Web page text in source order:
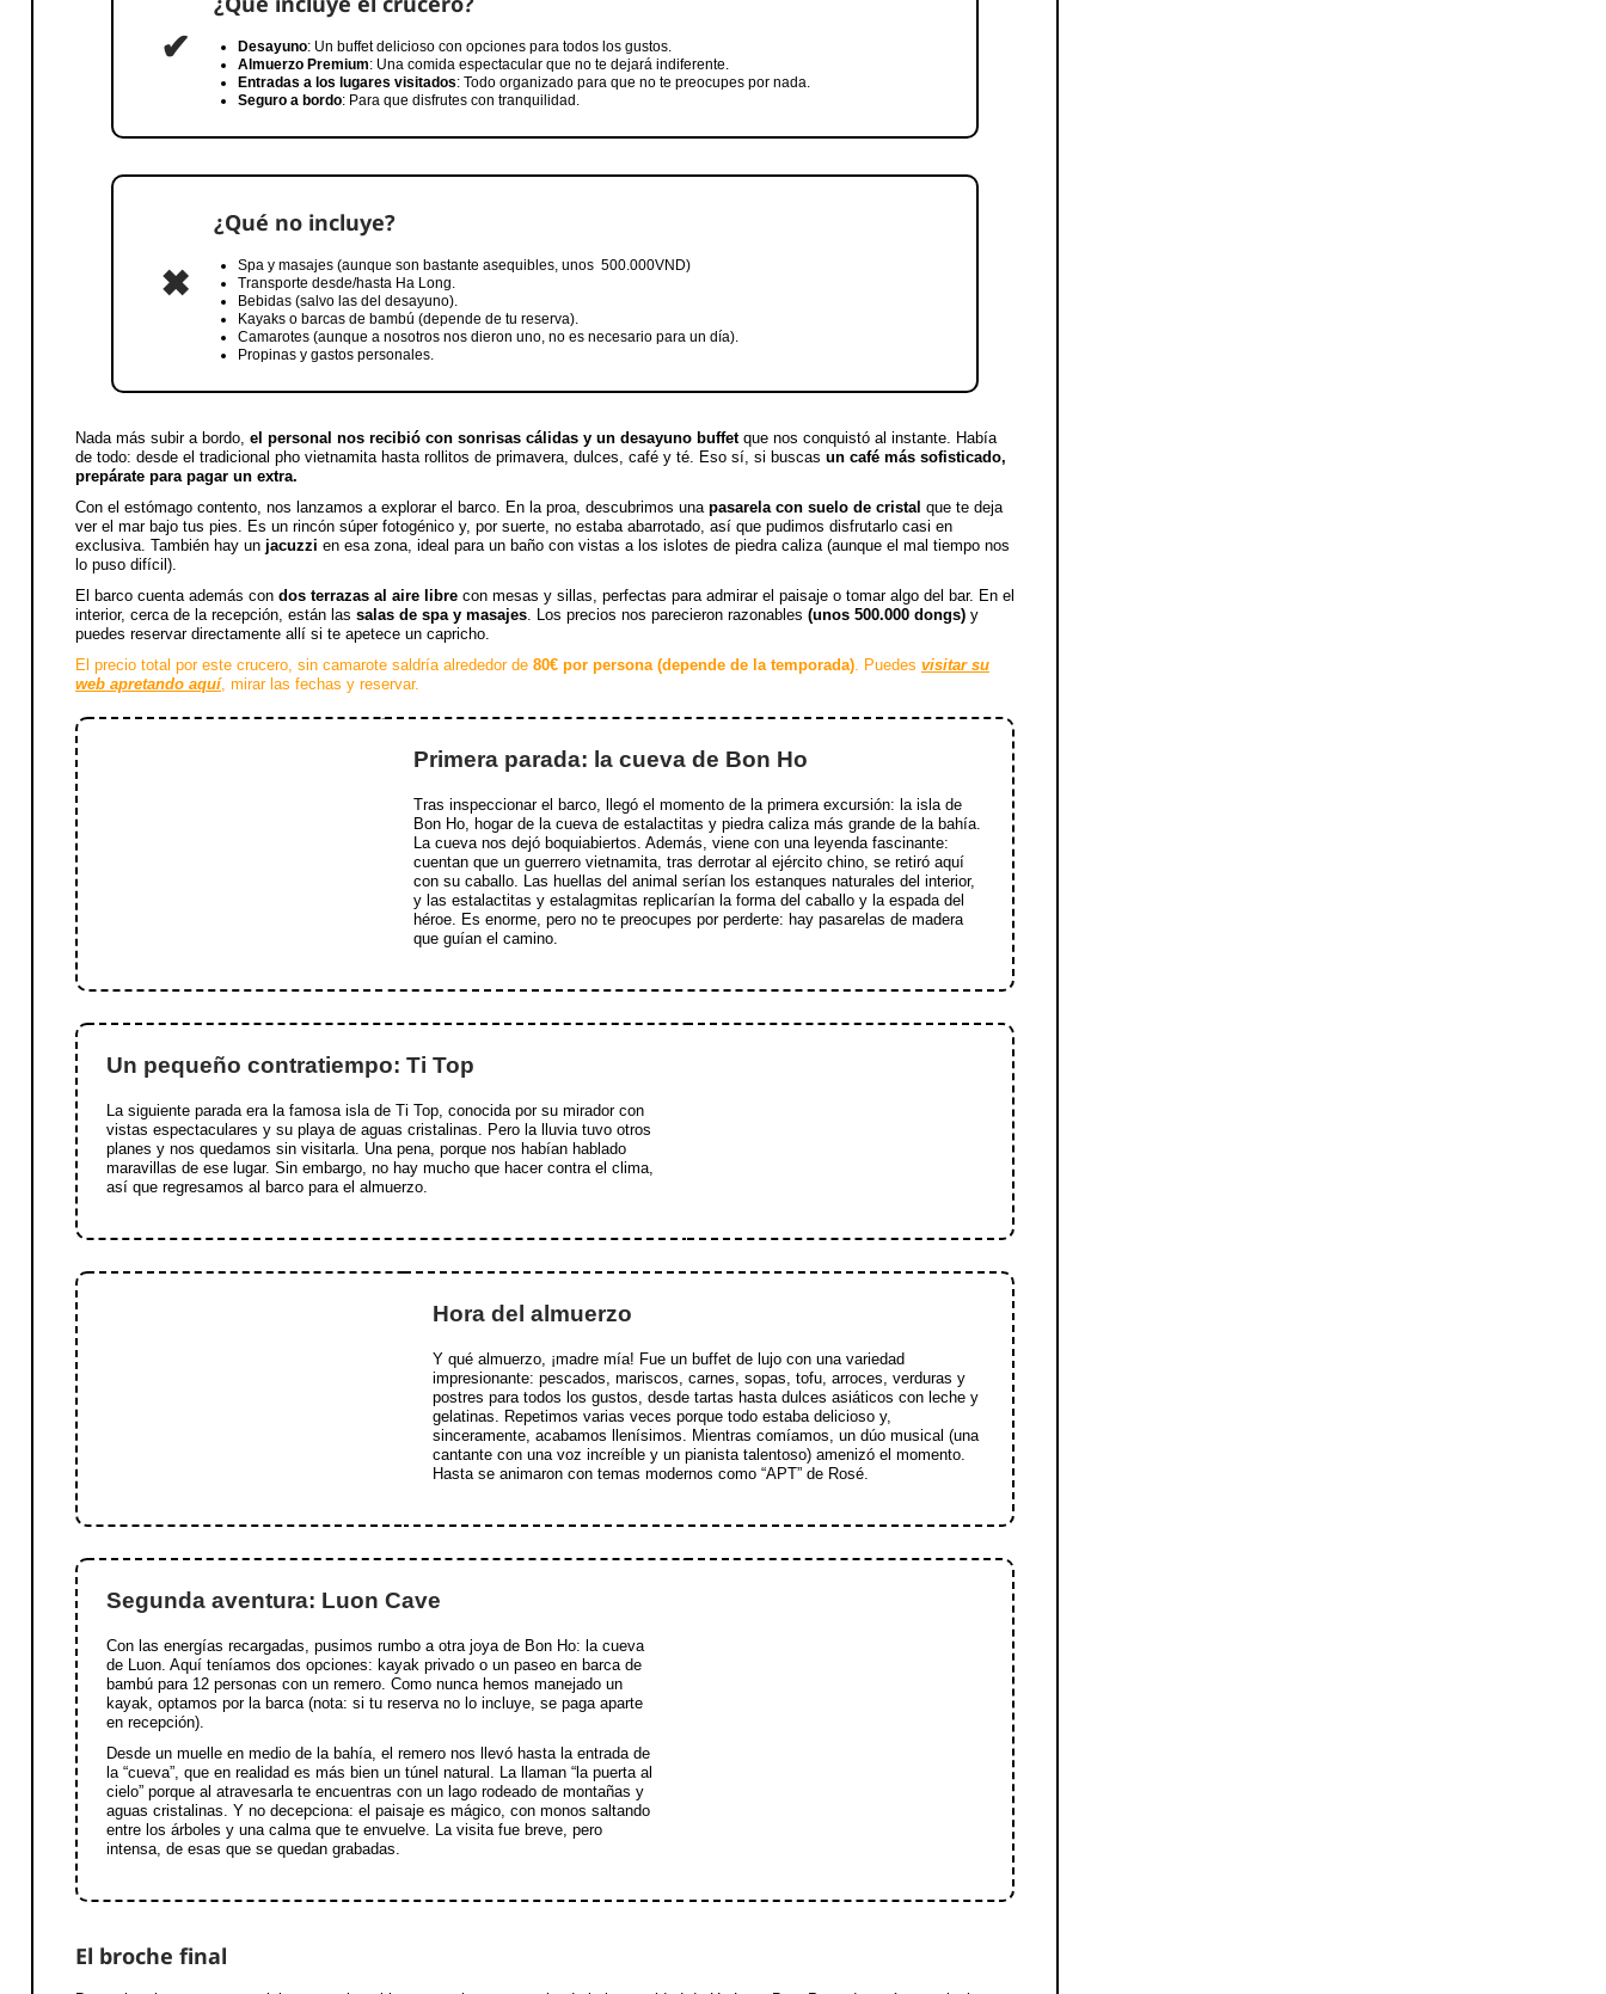
✔ Desayuno: Un buffet delicioso con opciones para todos los gustos.
Almuerzo Premium: Una comida espectacular que no te dejará indiferente.
Entradas a los lugares visitados: Todo organizado para que no te preocupes por nada.
Seguro a bordo: Para que disfrutes con tranquilidad.
✖
¿Qué no incluye?
Spa y masajes (aunque son bastante asequibles, unos 500.000VND)
Transporte desde/hasta Ha Long.
Bebidas (salvo las del desayuno).
Kayaks o barcas de bambú (depende de tu reserva).
Camarotes (aunque a nosotros nos dieron uno, no es necesario para un día).
Propinas y gastos personales.
Nada más subir a bordo, el personal nos recibió con sonrisas cálidas y un desayuno buffetque nos conquistó al instante. Había
de todo: desde el tradicional pho vietnamita hasta rollitos de primavera, dulces, café y té. Eso sí, si buscas un café más sofisticado,
prepárate para pagar un extra.
Con el estómago contento, nos lanzamos a explorar el barco. En la proa, descubrimos una pasarela con suelo de cristal que te deja
ver el mar bajo tus pies. Es un rincón súper fotogénico y, por suerte, no estaba abarrotado, así que pudimos disfrutarlo casi en
exclusiva. También hay un jacuzzi en esa zona, ideal para un baño con vistas a los islotes de piedra caliza (aunque el mal tiempo nos
lo puso difícil).
El barco cuenta además con dos terrazas al aire libre con mesas y sillas, perfectas para admirar el paisaje o tomar algo del bar. En el
interior, cerca de la recepción, están las salas de spa y masajes. Los precios nos parecieron razonables (unos 500.000 dongs) y
puedes reservar directamente allí si te apetece un capricho.
El precio total por este crucero, sin camarote saldría alrededor de 80€ por persona (depende de la temporada). Puedes visitar su
web apretando aquí, mirar las fechas y reservar.
Primera parada: la cueva de Bon Ho
Tras inspeccionar el barco, llegó el momento de la primera excursión: la isla de
Bon Ho, hogar de la cueva de estalactitas y piedra caliza más grande de la bahía.
La cueva nos dejó boquiabiertos. Además, viene con una leyenda fascinante:
cuentan que un guerrero vietnamita, tras derrotar al ejército chino, se retiró aquí
con su caballo. Las huellas del animal serían los estanques naturales del interior,
y las estalactitas y estalagmitas replicarían la forma del caballo y la espada del
héroe. Es enorme, pero no te preocupes por perderte: hay pasarelas de madera
que guían el camino.
Un pequeño contratiempo: Ti Top
La siguiente parada era la famosa isla de Ti Top, conocida por su mirador con
vistas espectaculares y su playa de aguas cristalinas. Pero la lluvia tuvo otros
planes y nos quedamos sin visitarla. Una pena, porque nos habían hablado
maravillas de ese lugar. Sin embargo, no hay mucho que hacer contra el clima,
así que regresamos al barco para el almuerzo.
Hora del almuerzo
Y qué almuerzo, ¡madre mía! Fue un buffet de lujo con una variedad
impresionante: pescados, mariscos, carnes, sopas, tofu, arroces, verduras y
postres para todos los gustos, desde tartas hasta dulces asiáticos con leche y
gelatinas. Repetimos varias veces porque todo estaba delicioso y,
sinceramente, acabamos llenísimos. Mientras comíamos, un dúo musical (una
cantante con una voz increíble y un pianista talentoso) amenizó el momento.
Hasta se animaron con temas modernos como “APT” de Rosé.
Segunda aventura: Luon Cave
Con las energías recargadas, pusimos rumbo a otra joya de Bon Ho: la cueva
de Luon. Aquí teníamos dos opciones: kayak privado o un paseo en barca de
bambú para 12 personas con un remero. Como nunca hemos manejado un
kayak, optamos por la barca (nota: si tu reserva no lo incluye, se paga aparte
en recepción).
Desde un muelle en medio de la bahía, el remero nos llevó hasta la entrada de
la “cueva”, que en realidad es más bien un túnel natural. La llaman “la puerta al
cielo” porque al atravesarla te encuentras con un lago rodeado de montañas y
aguas cristalinas. Y no decepciona: el paisaje es mágico, con monos saltando
entre los árboles y una calma que te envuelve. La visita fue breve, pero
intensa, de esas que se quedan grabadas.
El broche final